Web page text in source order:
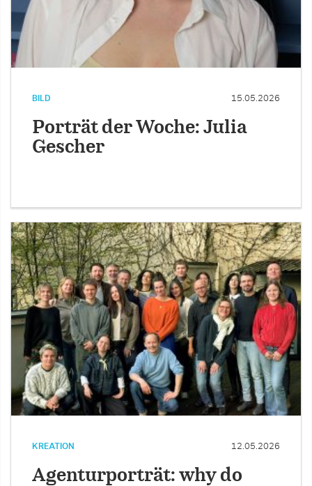
BILD 15.05.2026
Porträt der Woche: Julia
Gescher
KREATION 12.05.2026
Agenturporträt: why do